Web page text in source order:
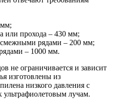
мм;
или прохода – 430 мм;
рядами – 200 мм;
– 1000 мм.
не ограничивается и зависит
изготовлены из
низкого давления с
лучам.